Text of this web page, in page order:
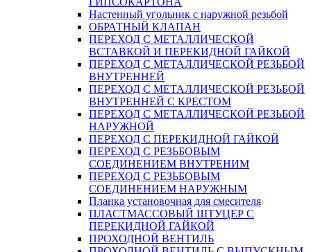
Настенный угольник с наружной резьбой
ОБРАТНЫЙ КЛАПАН
ПЕРЕХОД С МЕТАЛЛИЧЕСКОЙ
ВСТАВКОЙ И ПЕРЕКИДНОЙ ГАЙКОЙ
ПЕРЕХОД С МЕТАЛЛИЧЕСКОЙ РЕЗЬБОЙ
ВНУТРЕННЕЙ
ПЕРЕХОД С МЕТАЛЛИЧЕСКОЙ РЕЗЬБОЙ
ВНУТРЕННЕЙ С КРЕСТОМ
ПЕРЕХОД С МЕТАЛЛИЧЕСКОЙ РЕЗЬБОЙ
НАРУЖНОЙ
ПЕРЕХОД С ПЕРЕКИДНОЙ ГАЙКОЙ
ПЕРЕХОД С РЕЗЬБОВЫМ
СОЕДИНЕНИЕМ ВНУТРЕНИМ
ПЕРЕХОД С РЕЗЬБОВЫМ
СОЕДИНЕНИЕМ НАРУЖНЫМ
Планка установочная для смесителя
ПЛАСТМАССОВЫЙ ШТУЦЕР С
ПЕРЕКИДНОЙ ГАЙКОЙ
ПРОХОДНОЙ ВЕНТИЛЬ